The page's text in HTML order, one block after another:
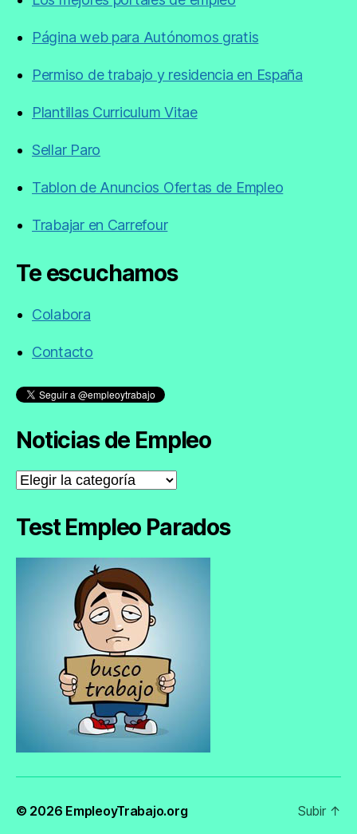
Página web para Autónomos gratis
Permiso de trabajo y residencia en España
Plantillas Curriculum Vitae
Sellar Paro
Tablon de Anuncios Ofertas de Empleo
Trabajar en Carrefour
Te escuchamos
Colabora
Contacto
Noticias de Empleo
Noticias
de
Test Empleo Parados
© 2026 EmpleoyTrabajo.org Subir ↑